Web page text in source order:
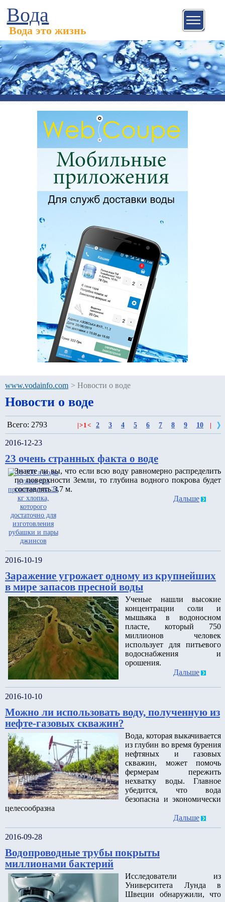
Вода
Вода это жизнь
www.vodainfo.com > Новости о воде
Новости о воде
Всего: 2793 >1< 2 3 4 5 6 7 8 9 10
2016-12-23
23 очень странных факта о воде
Знаете ли вы, что если всю воду равномерно распределить
по поверхности Земли, то глубина водного покрова будет
составлять 3.7 м.
Дальше
2016-10-19
Заражение угрожает одному из крупнейших
в мире запасов пресной воды
Ученые нашли высокие
концентрации соли и
мышьяка в водоносном
пласте, который 750
миллионов человек
использует для питьевого
водоснабжения и
орошения.
Дальше
2016-10-10
Можно ли использовать воду, полученную из
нефте-газовых скважин?
Вода, которая выкачивается
из глубин во время бурения
нефтяных и газовых
скважин, может помочь
фермерам пережить
нехватку воды. Главное
убедится, что вода
безопасна и экономически
целесообразна
Дальше
2016-09-28
Водопроводные трубы покрыты
миллионами бактерий
Исследователи из
Университета Лунда в
Швеции обнаружили, что